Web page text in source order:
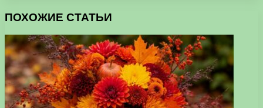
ПОХОЖИЕ СТАТЬИ